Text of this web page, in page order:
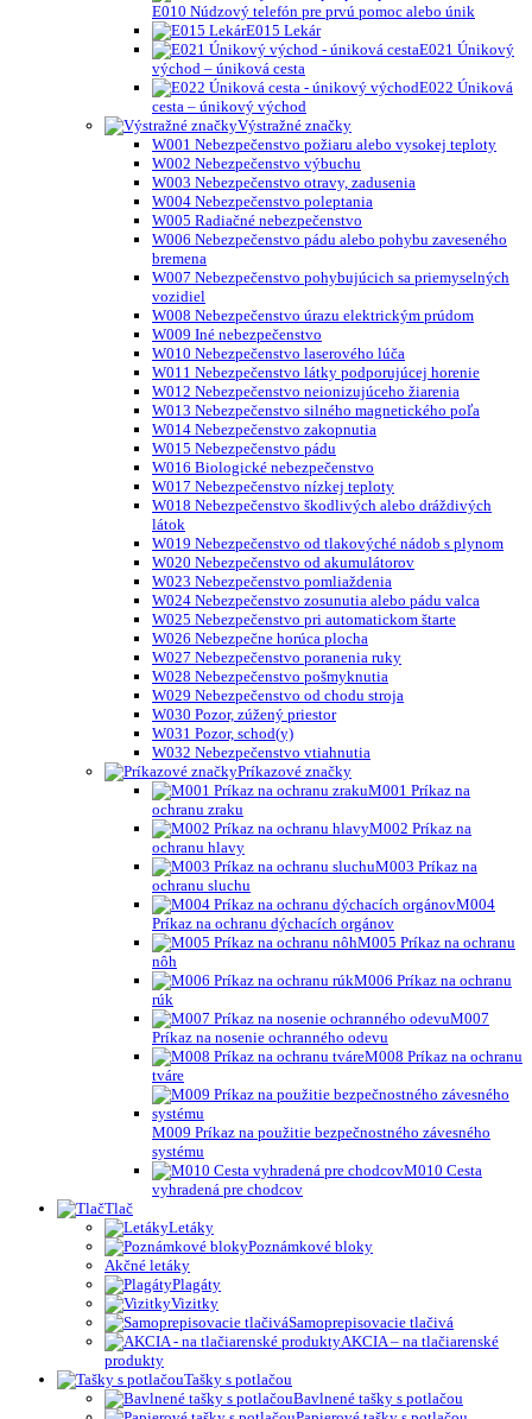
E010 Núdzový telefón pre prvú pomoc alebo únik
E015 Lekár
E021 Únikový
východ – úniková cesta
E022 Úniková
cesta – únikový východ
Výstražné značky
W001 Nebezpečenstvo požiaru alebo vysokej teploty
W002 Nebezpečenstvo výbuchu
W003 Nebezpečenstvo otravy, zadusenia
W004 Nebezpečenstvo poleptania
W005 Radiačné nebezpečenstvo
W006 Nebezpečenstvo pádu alebo pohybu zaveseného
bremena
W007 Nebezpečenstvo pohybujúcich sa priemyselných
vozidiel
W008 Nebezpečenstvo úrazu elektrickým prúdom
W009 Iné nebezpečenstvo
W010 Nebezpečenstvo laserového lúča
W011 Nebezpečenstvo látky podporujúcej horenie
W012 Nebezpečenstvo neionizujúceho žiarenia
W013 Nebezpečenstvo silného magnetického poľa
W014 Nebezpečenstvo zakopnutia
W015 Nebezpečenstvo pádu
W016 Biologické nebezpečenstvo
W017 Nebezpečenstvo nízkej teploty
W018 Nebezpečenstvo škodlivých alebo dráždivých
látok
W019 Nebezpečenstvo od tlakovýché nádob s plynom
W020 Nebezpečenstvo od akumulátorov
W023 Nebezpečenstvo pomliaždenia
W024 Nebezpečenstvo zosunutia alebo pádu valca
W025 Nebezpečenstvo pri automatickom štarte
W026 Nebezpečne horúca plocha
W027 Nebezpečenstvo poranenia ruky
W028 Nebezpečenstvo pošmyknutia
W029 Nebezpečenstvo od chodu stroja
W030 Pozor, zúžený priestor
W031 Pozor, schod(y)
W032 Nebezpečenstvo vtiahnutia
Príkazové značky
M001 Príkaz na
ochranu zraku
M002 Príkaz na
ochranu hlavy
M003 Príkaz na
ochranu sluchu
M004
Príkaz na ochranu dýchacích orgánov
M005 Príkaz na ochranu
nôh
M006 Príkaz na ochranu
rúk
M007
Príkaz na nosenie ochranného odevu
M008 Príkaz na ochranu
tváre
M009 Príkaz na použitie bezpečnostného závesného
systému
M010 Cesta
vyhradená pre chodcov
Tlač
Letáky
Poznámkové bloky
Akčné letáky
Plagáty
Vizitky
Samoprepisovacie tlačivá
AKCIA – na tlačiarenské
produkty
Tašky s potlačou
Bavlnené tašky s potlačou